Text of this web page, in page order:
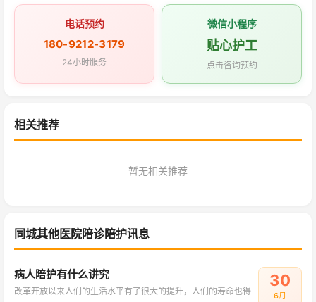
电话预约
180-9212-3179
24小时服务
微信小程序
贴心护工
点击咨询预约
相关推荐
暂无相关推荐
同城其他医院陪诊陪护讯息
病人陪护有什么讲究
改革开放以来人们的生活水平有了很大的提升，人们的寿命也得
30
6月